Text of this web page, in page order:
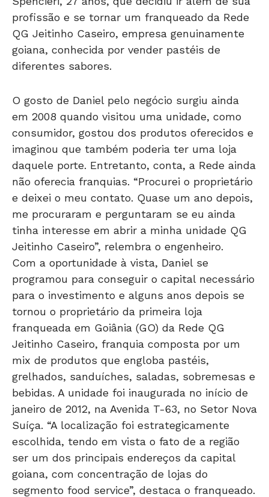
profissão e se tornar um franqueado da Rede
QG Jeitinho Caseiro, empresa genuinamente
goiana, conhecida por vender pastéis de
diferentes sabores.
O gosto de Daniel pelo negócio surgiu ainda
em 2008 quando visitou uma unidade, como
consumidor, gostou dos produtos oferecidos e
imaginou que também poderia ter uma loja
daquele porte. Entretanto, conta, a Rede ainda
não oferecia franquias. “Procurei o proprietário
e deixei o meu contato. Quase um ano depois,
me procuraram e perguntaram se eu ainda
tinha interesse em abrir a minha unidade QG
Jeitinho Caseiro”, relembra o engenheiro.
Com a oportunidade à vista, Daniel se
programou para conseguir o capital necessário
para o investimento e alguns anos depois se
tornou o proprietário da primeira loja
franqueada em Goiânia (GO) da Rede QG
Jeitinho Caseiro, franquia composta por um
mix de produtos que engloba pastéis,
grelhados, sanduíches, saladas, sobremesas e
bebidas. A unidade foi inaugurada no início de
janeiro de 2012, na Avenida T-63, no Setor Nova
Suíça. “A localização foi estrategicamente
escolhida, tendo em vista o fato de a região
ser um dos principais endereços da capital
goiana, com concentração de lojas do
segmento food service”, destaca o franqueado.